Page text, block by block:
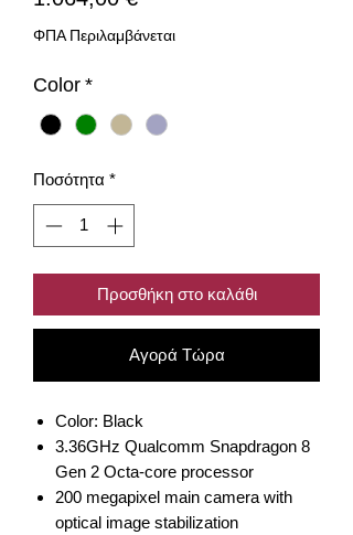
ΦΠΑ Περιλαμβάνεται
Color *
Ποσότητα *
Προσθήκη στο καλάθι
Αγορά Τώρα
Color: Black
3.36GHz Qualcomm Snapdragon 8
Gen 2 Octa-core processor
200 megapixel main camera with
optical image stabilization